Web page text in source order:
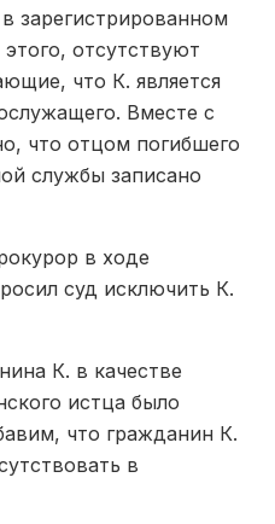
зарегистрированном
отсутствуют
что К. является
Вместе с
что отцом погибшего
службы записано
в ходе
суд исключить К.
К. в качестве
истца было
что гражданин К.
в